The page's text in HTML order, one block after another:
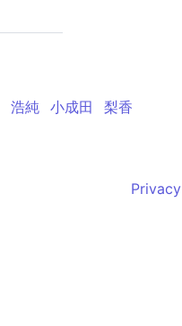
浩純 小成田 梨香
Privacy